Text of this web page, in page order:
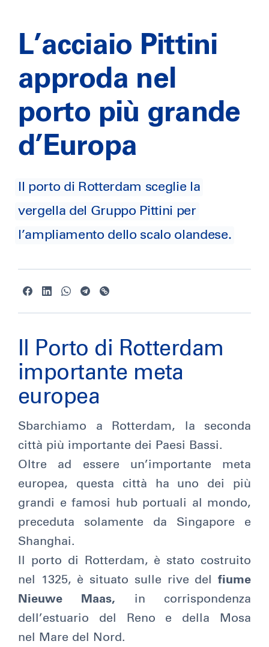
L’acciaio Pittini
approda nel
porto più grande
d’Europa
Il porto di Rotterdam sceglie la
vergella del Gruppo Pittini per
l’ampliamento dello scalo olandese.
Il Porto di Rotterdam
importante meta
europea
Sbarchiamo a Rotterdam, la seconda
città più importante dei Paesi Bassi.
Oltre ad essere un’importante meta
europea, questa città ha uno dei più
grandi e famosi hub portuali al mondo,
preceduta solamente da Singapore e
Shanghai.
Il porto di Rotterdam, è stato costruito
nel 1325, è situato sulle rive del fiume
Nieuwe Maas, in corrispondenza
dell’estuario del Reno e della Mosa
nel Mare del Nord.